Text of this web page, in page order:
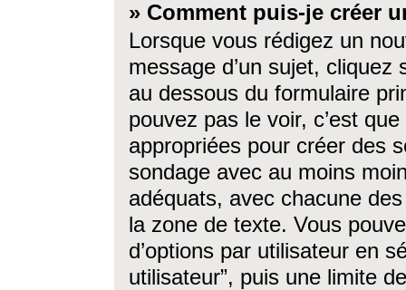
» Comment puis-je créer
Lorsque vous rédigez un
message d’un sujet, cliquez
au dessous du formulaire
pouvez pas le voir, c’est
appropriées pour créer des
sondage avec au moins
adéquats, avec chacune
la zone de texte. Vous
d’options par utilisateur en
utilisateur”, puis une limite